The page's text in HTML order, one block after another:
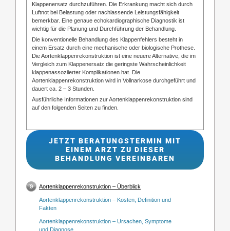
Klappenersatz durchzuführen. Die Erkrankung macht sich durch
Luftnot bei Belastung oder nachlassende Leistungsfähigkeit
bemerkbar. Eine genaue echokardiographische Diagnostik ist
wichtig für die Planung und Durchführung der Behandlung.
Die konventionelle Behandlung des Klappenfehlers besteht in
einem Ersatz durch eine mechanische oder biologische Prothese.
Die Aortenklappenrekonstruktion ist eine neuere Alternative, die im
Vergleich zum Klappenersatz die geringste Wahrscheinlichkeit
klappenassoziierter Komplikationen hat. Die
Aortenklappenrekonstruktion wird in Vollnarkose durchgeführt und
dauert ca. 2 – 3 Stunden.
Ausführliche Informationen zur Aortenklappenrekonstruktion sind
auf den folgenden Seiten zu finden.
JETZT BERATUNGSTERMIN MIT
EINEM ARZT ZU DIESER
BEHANDLUNG VEREINBAREN
Aortenklappenrekonstruktion – Überblick
Aortenklappenrekonstruktion – Kosten, Definition und
Fakten
Aortenklappenrekonstruktion – Ursachen, Symptome
und Diagnose